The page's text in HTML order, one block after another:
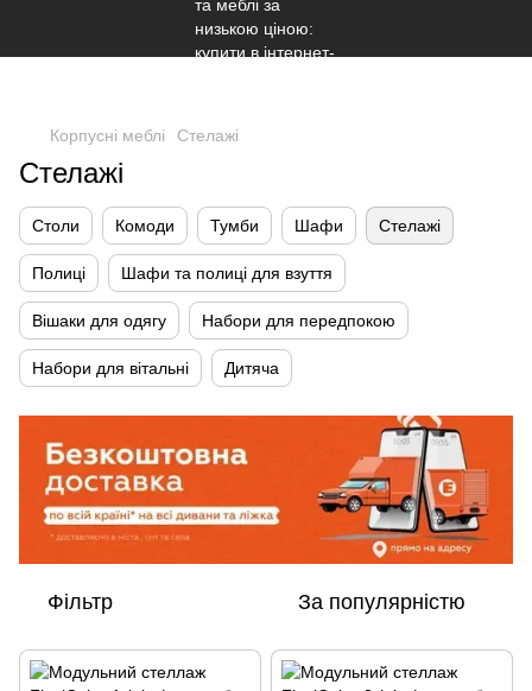
Корпусні меблі Стелажі
Стелажі
Столи Комоди Тумби Шафи Стелажі
Полиці Шафи та полиці для взуття
Вішаки для одягу Набори для передпокою
Набори для вітальні Дитяча
Фільтр За популярністю